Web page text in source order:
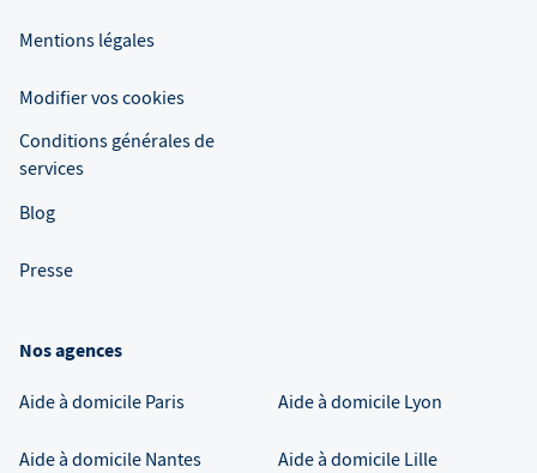
Mentions légales
Modifier vos cookies
Conditions générales de
services
Blog
Presse
Nos agences
Aide à domicile Paris Aide à domicile Lyon
Aide à domicile Nantes Aide à domicile Lille